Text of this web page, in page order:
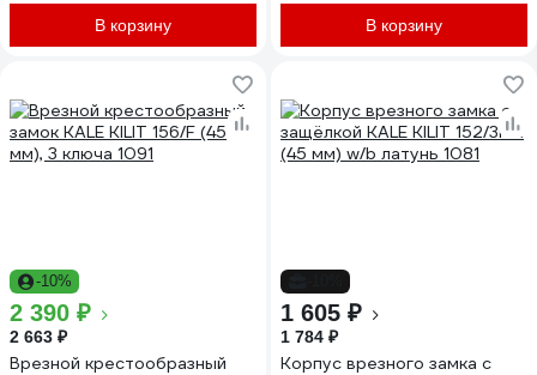
В корзину В корзину
-10%
2 390 ₽
2 663 ₽
Врезной крестообразный
1 605 ₽
1 784 ₽
Корпус врезного замка с